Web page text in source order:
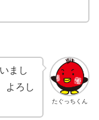
たぐっちくん
まし
よろし